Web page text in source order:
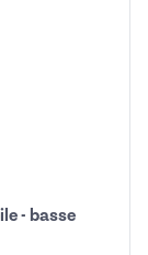
- basse